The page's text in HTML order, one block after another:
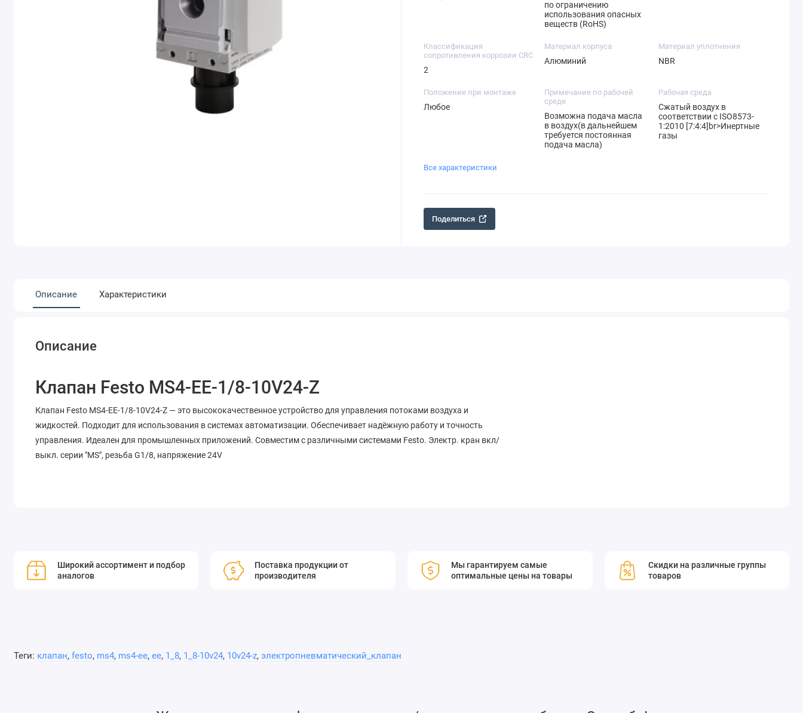
по ограничению
использования опасных
веществ (RoHS)
Классификация
сопротивления коррозии CRC
2
Материал корпуса
Алюминий
Материал уплотнения
NBR
Положение при монтаже
Любое
Примечание по рабочей
среде
Возможна подача масла
в воздух(в дальнейшем
требуется постоянная
подача масла)
Рабочая среда
Сжатый воздух в
соответствии с ISO8573-
1:2010 [7:4:4]br>Инертные
газы
Все характеристики
Поделиться
Описание Характеристики
Описание
Клапан Festo MS4-EE-1/8-10V24-Z
Клапан Festo MS4-EE-1/8-10V24-Z — это высококачественное устройство для управления потоками воздуха и
жидкостей. Подходит для использования в системах автоматизации. Обеспечивает надёжную работу и точность
управления. Идеален для промышленных приложений. Совместим с различными системами Festo. Электр. кран вкл/
выкл. серии "MS", резьба G1/8, напряжение 24V
Широкий ассортимент и подбор
аналогов
Поставка продукции от
производителя
Мы гарантируем самые
оптимальные цены на товары
Скидки на различные группы
товаров
Теги: клапан, festo, ms4, ms4-ee, ee, 1_8, 1_8-10v24, 10v24-z, электропневматический_клапан